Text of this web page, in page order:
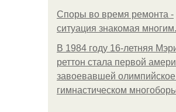
Споры во время ремонта -
ситуация знакомая многим.
В 1984 году 16-летняя
реттон стала первой
завоевавшей олимпийское
гимнастическом